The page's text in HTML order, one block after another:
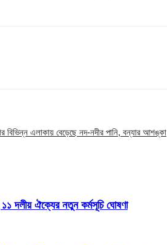
বিভিন্ন এলাকায় বেড়েছে নদ-নদীর পানি, বন্যার আশঙ্কা
১১ দলীয় ঐক্যের নতুন কর্মসূচি ঘোষণা